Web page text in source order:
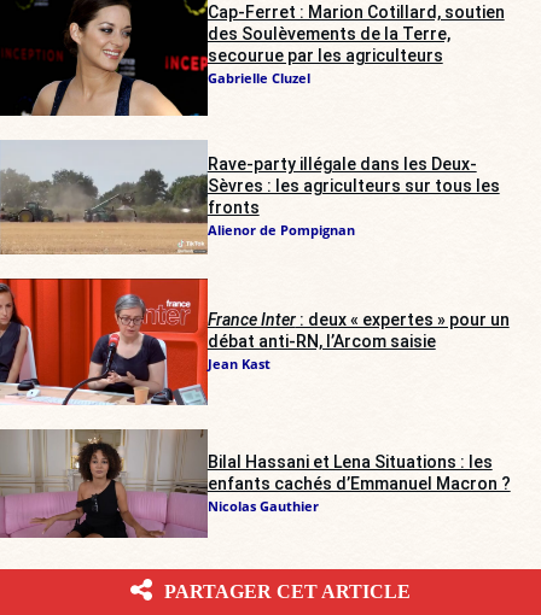
Cap-Ferret : Marion Cotillard, soutien
des Soulèvements de la Terre,
secourue par les agriculteurs
Gabrielle Cluzel
Rave-party illégale dans les Deux-
Sèvres : les agriculteurs sur tous les
fronts
Alienor de Pompignan
France Inter: deux « expertes » pour un
débat anti-RN, l’Arcom saisie
Jean Kast
Bilal Hassani et Lena Situations : les
enfants cachés d’Emmanuel Macron ?
Nicolas Gauthier
LES PLUS LUS DU MOISPARTAGER CET ARTICLE